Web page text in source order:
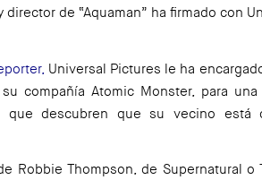
director de “Aquaman” ha firmado con
, Universal Pictures le ha
compañía Atomic Monster, para
que descubren que su vecino está
Robbie Thompson, de Supernatural o